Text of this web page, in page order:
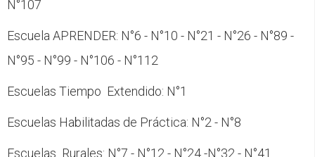
N°107
Escuela APRENDER: N°6 - N°10 - N°21 - N°26 - N°89 -
N°95 - N°99 - N°106 - N°112
Escuelas Tiempo Extendido: N°1
Escuelas Habilitadas de Práctica: N°2 - N°8
Escuelas Rurales: N°7 - N°12 - N°24 -N°32 - N°41.